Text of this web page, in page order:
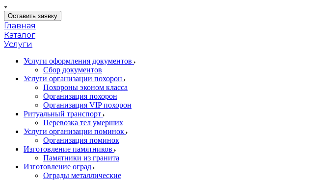
Оставить заявку
Главная
Каталог
Услуги
Услуги оформления документов
Сбор документов
Услуги организации похорон
Похороны эконом класса
Организация похорон
Организация VIP похорон
Ритуальный транспорт
Перевозка тел умерших
Услуги организации поминок
Организация поминок
Изготовление памятников
Памятники из гранита
Изготовление оград
Ограды металлические